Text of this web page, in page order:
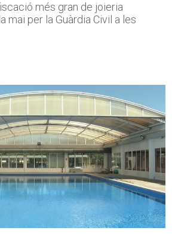
més gran de joieria
mai per la Guàrdia Civil a les